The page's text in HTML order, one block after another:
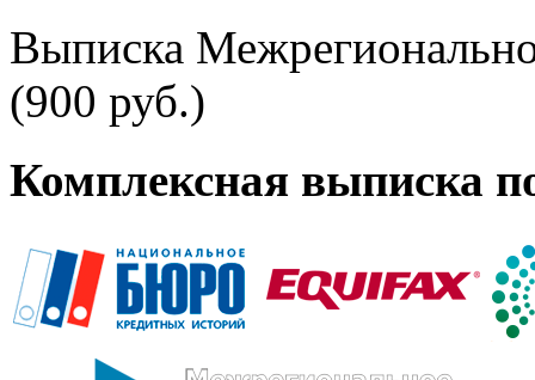
Выписка
(900 руб.)
Комплексная выписка